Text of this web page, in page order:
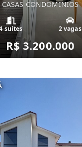
CASAS CONDOMINIOS
suítes 2 vagas
R$ 3.200.000